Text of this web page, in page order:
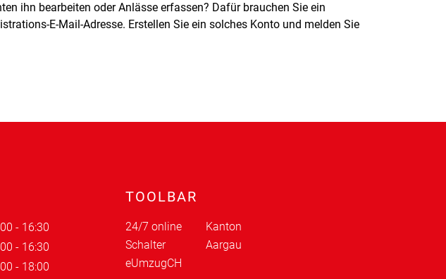
ihn bearbeiten oder Anlässe erfassen? Dafür brauchen Sie ein
E-Mail-Adresse. Erstellen Sie ein solches Konto und melden Sie
- 16:30
- 16:30
- 18:00
TOOLBAR
24/7 online
Schalter
Kanton
Aargau
eUmzugCH